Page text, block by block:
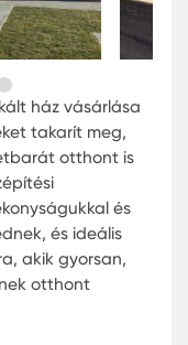
egyre
különösen a
az ingatlanárak
és életstílust